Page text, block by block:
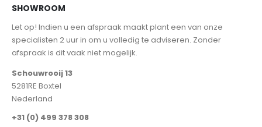
SHOWROOM
Let op! Indien u een afspraak maakt plant een van onze
specialisten 2 uur in om u volledig te adviseren. Zonder
afspraak is dit vaak niet mogelijk.
Schouwrooij 13
5281RE Boxtel
Nederland
+31 (0) 499 378 308